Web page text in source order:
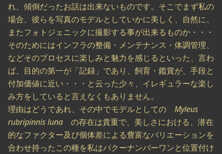
れ、傾倒だったお話は出来ないものです。そこでまず私の
場合、彼らを写真のモデルとしていかに美しく、自然に、
またフォトジェニックに撮影する事が出来るものか・・・
そのためにはインフラの整備・メンテナンス・体調管理、
などそのプロセスに楽しみと魅力を感じるといった、言わ
ば、目的の第一が「記録」であり、飼育・鑑賞が、手段と
付加価値に近い・・・と云った少々、イレギュラーな楽し
み方をしていると言えなくもありません。
理由はどうであれ、その中でモデルとしての Myleus
rubripinnis luna の存在は貴重で、美しさにおける、潜在
的なファクター及び個体差による豊富なバリエーションを
合わせ持ったこの種を私はパクーナンバーワンと位置付け